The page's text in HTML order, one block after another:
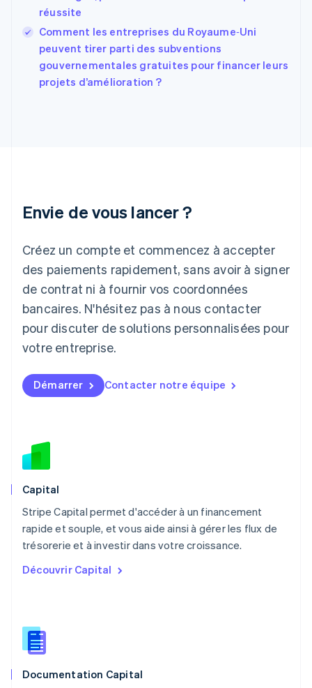
réussite
Comment les entreprises du Royaume‑Uni
peuvent tirer parti des subventions
gouvernementales gratuites pour financer leurs
projets d’amélioration ?
Envie de vous lancer ?
Créez un compte et commencez à accepter
des paiements rapidement, sans avoir à signer
de contrat ni à fournir vos coordonnées
bancaires. N'hésitez pas à nous contacter
pour discuter de solutions personnalisées pour
votre entreprise.
Démarrer Contacter notre équipe
Capital
Stripe Capital permet d'accéder à un financement
rapide et souple, et vous aide ainsi à gérer les flux de
trésorerie et à investir dans votre croissance.
Découvrir Capital
Documentation Capital
English Svenska
FrançaisEnglish
Gibraltar
English
Grèce
English
Japon
Lettonie
English
Liechtenstein
DeutschEnglish
Lituanie
Luxembourg
FrançaisDeutschEnglish
English简体中文
Malte
Norvège
Nouvelle-Zélande
English
Nederlands English
Pologne
English
PortuguêsEnglish
English
Roumanie
Royaume-Uni